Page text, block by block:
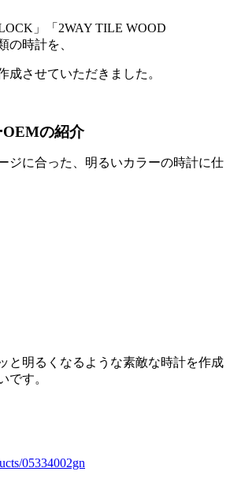
」「2WAY TILE WOOD
の時計を、
成させていただきました。
OEMの紹介
ジに合った、明るいカラーの時計に仕
と明るくなるような素敵な時計を作成
です。
05334002gn